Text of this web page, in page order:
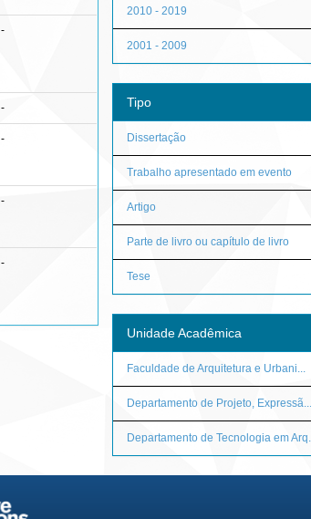
-
-
-
-
-
2010 - 2019
2001 - 2009
Tipo
Dissertação
Trabalho apresentado em evento
Artigo
Parte de livro ou capítulo de livro
Tese
Unidade Acadêmica
Faculdade de Arquitetura e Urbani...
Departamento de Projeto, Expressã...
Departamento de Tecnologia em Arq...